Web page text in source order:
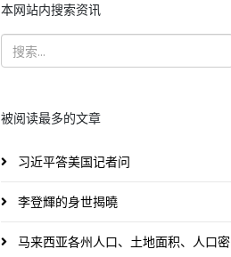
本网站内搜索资讯
被阅读最多的文章
习近平答美国记者问
李登輝的身世揭曉
马来西亚各州人口、土地面积、人口密